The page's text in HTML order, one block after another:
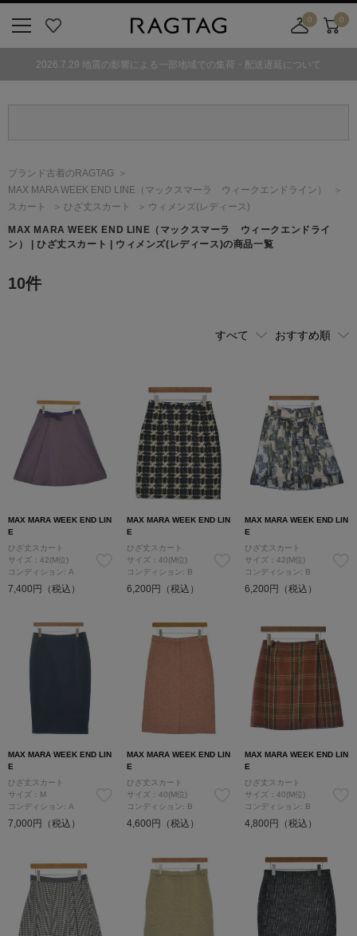
気
0
舗
カ
0
2026.7.29 地震の影響による一部地域での集荷・配送遅延について
ブランド古着のRAGTAG
MAX MARA WEEK END LINE （マックスマーラ ウィークエンドライン）
スカート
ひざ丈スカート ウィメンズ(レディース)
MAX MARA WEEK END LINE （マックスマーラ ウィークエンドライ
ン）
| ひざ丈スカート | ウィメンズ(レディース)の商品一覧
10件
MAX MARA WEEK END LIN
E
ひざ丈スカート
サイズ：42(M位)
コンディション: A
7,400円（税込）
MAX MARA WEEK END LIN
E
ひざ丈スカート
サイズ：40(M位)
コンディション: B
6,200円（税込）
MAX MARA WEEK END LIN
E
ひざ丈スカート
サイズ：42(M位)
コンディション: B
6,200円（税込）
MAX MARA WEEK END LIN
E
ひざ丈スカート
サイズ：M
コンディション: A
7,000円（税込）
MAX MARA WEEK END LIN
E
ひざ丈スカート
サイズ：40(M位)
コンディション: B
4,600円（税込）
MAX MARA WEEK END LIN
E
ひざ丈スカート
サイズ：40(M位)
コンディション: B
4,800円（税込）